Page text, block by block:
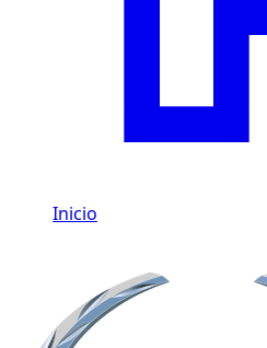
Inicio